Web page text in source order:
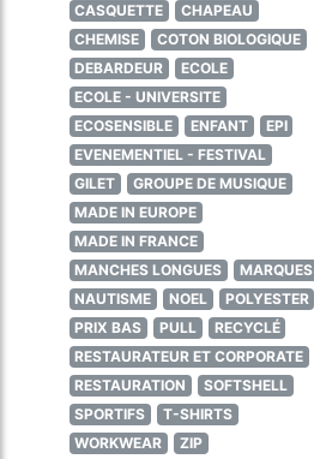
CASQUETTE
CHAPEAU
CHEMISE
COTON BIOLOGIQUE
DEBARDEUR
ECOLE
ECOLE - UNIVERSITE
ECOSENSIBLE
ENFANT
EPI
EVENEMENTIEL - FESTIVAL
GILET
GROUPE DE MUSIQUE
MADE IN EUROPE
MADE IN FRANCE
MANCHES LONGUES
MARQUES
NAUTISME
NOEL
POLYESTER
PRIX BAS
PULL
RECYCLÉ
RESTAURATEUR ET CORPORATE
RESTAURATION
SOFTSHELL
SPORTIFS
T-SHIRTS
WORKWEAR
ZIP